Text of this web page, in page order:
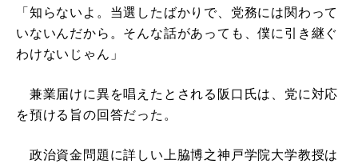
「知らないよ。当選したばかりで、党務には関わって
いないんだから。そんな話があっても、僕に引き継ぐ
わけないじゃん」
兼業届けに異を唱えたとされる阪口氏は、党に対応
を預ける旨の回答だった。
政治資金問題に詳しい上脇博之神戸学院大学教授は